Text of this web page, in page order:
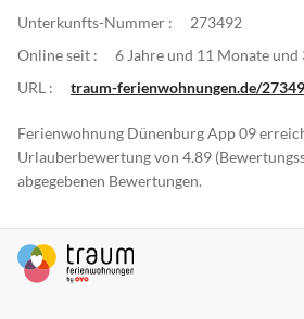
Unterkunfts-Nummer :
273492
Online seit :
6 Jahre und 11 Monate und
URL :
traum-ferienwohnungen.de/
Ferienwohnung Dünenburg App 09
Urlauberbewertung von 4.89
abgegebenen Bewertungen.